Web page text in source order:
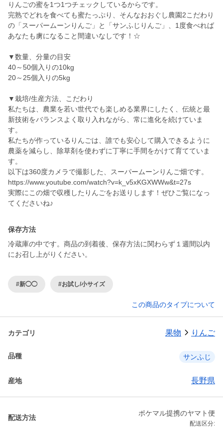
りんごの蜜を1つ1つチェックしているからです。
完熟でどれを食べても蜜たっぷり、そんなおおぐし農園2こだわり
の「スーパームーンりんご」と「サンふじりんご」、1度食べれば
あなたも虜になること間違いなしです！☆
▼数量、分量の目安
40～50個入りの10kg
20～25個入りの5kg
▼栽培/生産方法、こだわり
私たちは、農業を若い世代でも楽しめる業界にしたく、伝統と最
新技術をバランスよく取り入れながら、常に進化を続けていま
す。
私たちが作っているりんごは、誰でも安心して購入できるように
農薬を減らし、除草剤を使わずに丁寧に手間をかけて育てていま
す。
以下は360度カメラで撮影した、スーパームーンりんご畑です。
https://www.youtube.com/watch?v=k_v5xKGXWWw&t=27s
実際にこの畑で収穫したりんごをお送りします！ぜひご覧になっ
てくださいね♪
保存方法
冷蔵庫の中です。商品の到着後、保存方法に関わらず１週間以内
にお召し上がりください。
#新◯◯ #お試し/小サイズ
この商品のタイプについて
カテゴリ 果物 りんご
品種 サンふじ
産地 長野県
配送方法
ポケマル提携のヤマト便
配送区分: